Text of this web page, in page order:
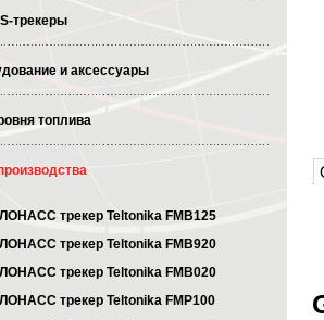
трекеры
и аксессуары
топлива
трекер Teltonika FMB125
трекер Teltonika FMB920
трекер Teltonika FMB020
трекер Teltonika FMP100